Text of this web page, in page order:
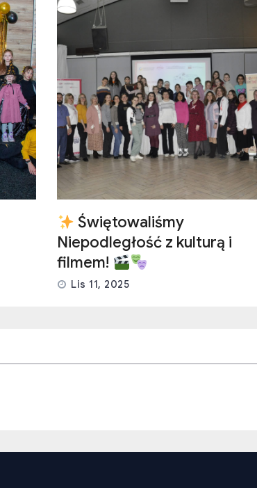
Świętowaliśmy
Niepodległość z kulturą i
filmem!
Lis 11, 2025